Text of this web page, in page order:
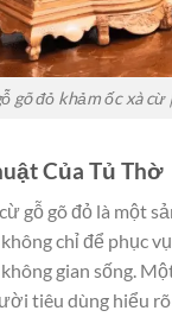
gõ đỏ khảm ốc xà cừ
Của Tủ Thờ
gỗ gõ đỏ là một
chỉ để phục
gian sống.
tiêu dùng hiểu